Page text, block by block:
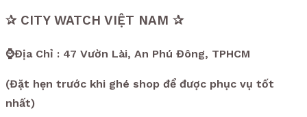
✰ CITY WATCH VIỆT NAM ✰
⌚Địa Chỉ : 47 Vườn Lài, An Phú Đông, TPHCM
(Đặt hẹn trước khi ghé shop để được phục vụ tốt
nhất)